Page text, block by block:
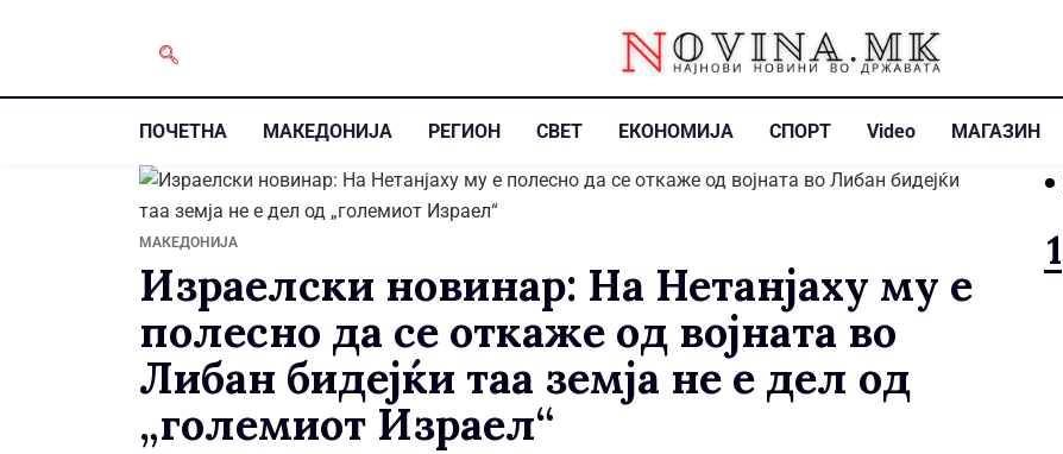
ПОЧЕТНА МАКЕДОНИЈА РЕГИОН СВЕТ ЕКОНОМИЈА СПОРТ Video МАГАЗИН
МАКЕДОНИЈА
Израелски новинар: На Нетанјаху му е
полесно да се откаже од војната во
Либан бидејќи таа земја не е дел од
„големиот Израел“